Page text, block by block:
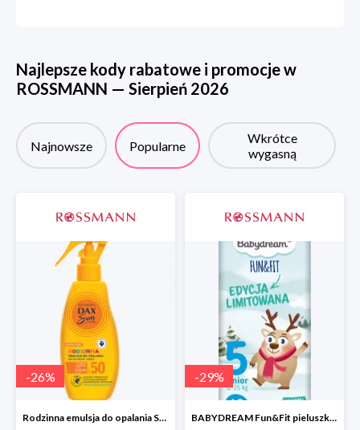
Najlepsze kody rabatowe i promocje w
ROSSMANN — Sierpień 2026
Najnowsze Popularne
Wkrótce
wygasną
-26%
Rodzinna emulsja do opalania SPF 50
-29%
BABYDREAM Fun&Fit pieluszki jednorazowe Junior 5